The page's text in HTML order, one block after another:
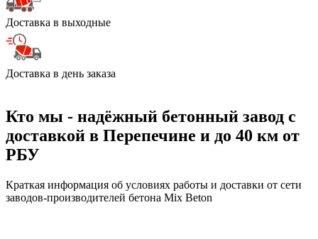
Доставка в выходные
Доставка в день заказа
Кто мы - надёжный бетонный завод с
доставкой в Перепечине и до 40 км от
РБУ
Краткая информация об условиях работы и доставки от сети
заводов-производителей бетона Mix Beton